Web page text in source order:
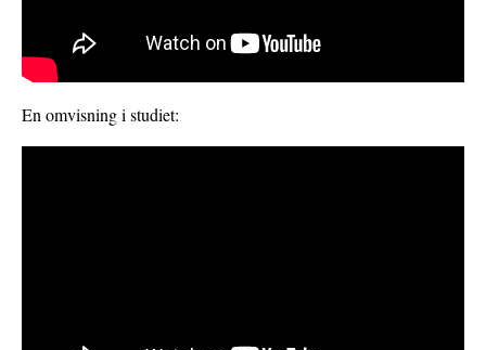
En omvisning i studiet: